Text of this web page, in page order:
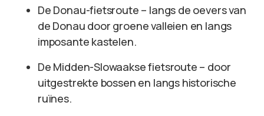
De Donau-fietsroute – langs de oevers van
de Donau door groene valleien en langs
imposante kastelen.
De Midden-Slowaakse fietsroute – door
uitgestrekte bossen en langs historische
ruïnes.